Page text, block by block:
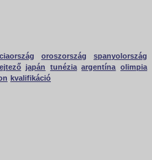
oroszország
spanyolország
japán tunézia argentína olimpia
kvalifikáció